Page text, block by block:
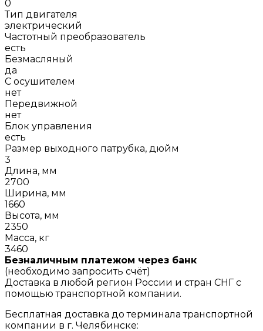
0
Тип двигателя
электрический
Частотный преобразователь
есть
Безмасляный
да
С осушителем
нет
Передвижной
нет
Блок управления
есть
Размер выходного патрубка, дюйм
3
Длина, мм
2700
Ширина, мм
1660
Высота, мм
2350
Масса, кг
3460
Безналичным платежом через банк
(необходимо запросить счёт)
Доставка в любой регион России и стран СНГ с
помощью транспортной компании.
Бесплатная доставка до терминала транспортной
компании в г. Челябинске: